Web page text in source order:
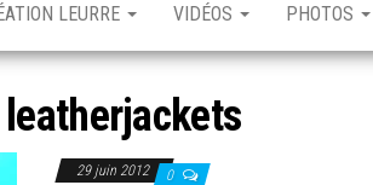
LEURRE VIDÉOS PHOTOS
leatherjackets
29 juin 2012 0